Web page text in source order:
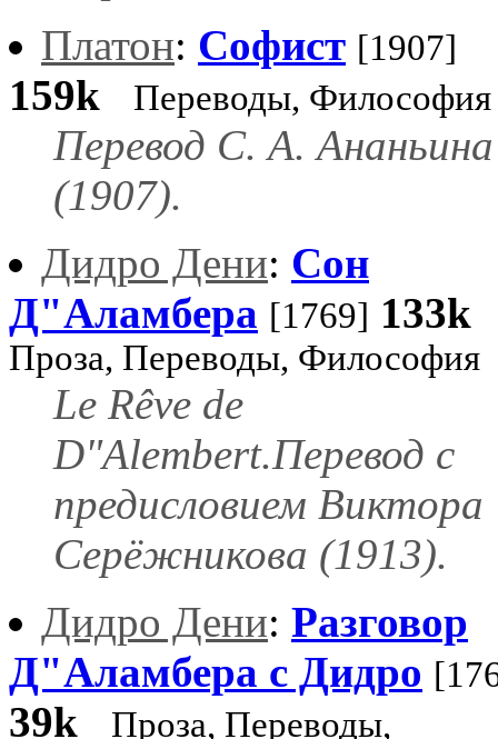
Платон: Софист [1907]
159k Переводы, Философия
Перевод С. А. Ананьина
(1907).
Дидро Дени: Сон
Д"Аламбера [1769] 133k
Проза, Переводы, Философия
Le Rêve de
D"Alembert.Перевод с
предисловием Виктора
Серёжникова (1913).
Дидро Дени: Разговор
Д"Аламбера с Дидро
39k Проза, Переводы,